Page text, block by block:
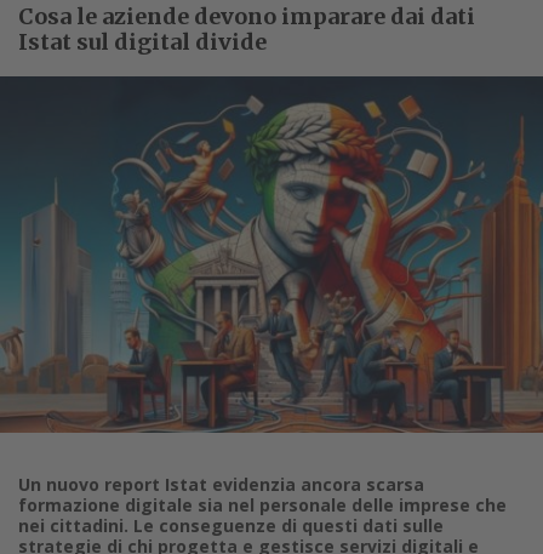
Cosa le aziende devono imparare dai dati
Istat sul digital divide
Un nuovo report Istat evidenzia ancora scarsa
formazione digitale sia nel personale delle imprese che
nei cittadini. Le conseguenze di questi dati sulle
strategie di chi progetta e gestisce servizi digitali e